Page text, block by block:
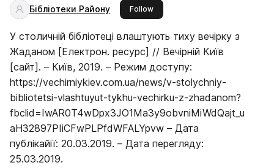
Бібліотеки Району Followthis publisher
У столичній бібліотеці влаштують тиху вечірку з
Жаданом [Електрон. ресурс] // Вечірній Київ
[сайт]. – Київ, 2019. – Режим доступу:
https://vechirniykiev.com.ua/news/v-stolychniy-
bibliotetsi-vlashtuyut-tykhu-vechirku-z-zhadanom?
fbclid=IwAR0T4wDpx3JO1Ma3y9obvniMiWdQajt_u
aH32897PIiCFwPLPfdWFALYpvw – Дата
публікайії: 20.03.2019. – Дата перегляду:
25.03.2019.